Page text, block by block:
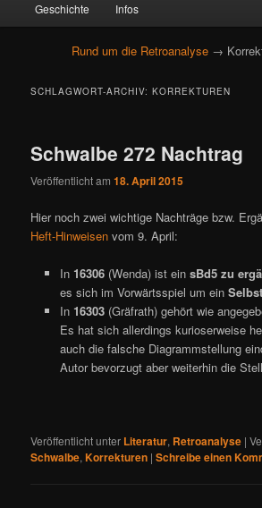
primären
Inhalt
springen
sekundären
Inhalt
springen
Geschichte Infos
Rund um die Retroanalyse →
SCHLAGWORT-ARCHIV:KORREKTUREN
Schwalbe 272 Nachtrag
Veröffentlicht am18. April 2015
Hier noch zwei wichtige Nachträge bzw.
Heft-Hinweisen vom 9. April:
In 16306(Wenda) ist ein sBd5 zu
es sich im Vorwärtsspiel um ein
In 16303(Gräfrath) gehört wie
Es hat sich allerdings kurioserweise
auch die falsche Diagrammstellung
Autor bevorzugt aber weiterhin die
Veröffentlicht unter Literatur, Retroanalyse |
Schwalbe,Korrekturen |Schreibe einen